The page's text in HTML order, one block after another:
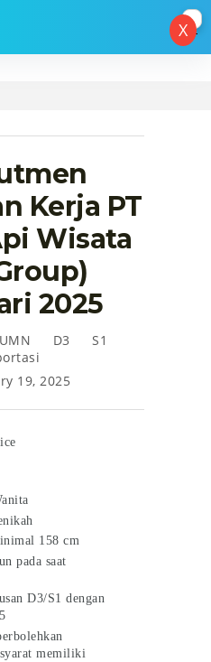
Kerja PT
Wisata
2025
D3
S1
19, 2025
158 cm
pada saat
D3/S1 dengan
memiliki
X